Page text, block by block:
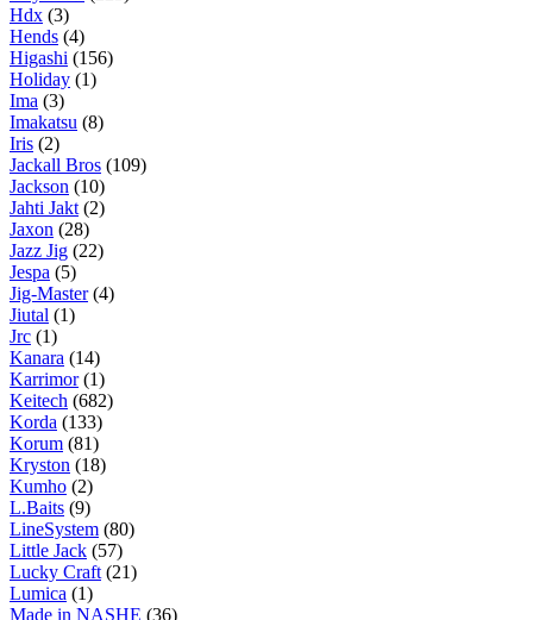
Hdx (3)
Hends (4)
Higashi (156)
Holiday (1)
Ima (3)
Imakatsu (8)
Iris (2)
Jackall Bros (109)
Jackson (10)
Jahti Jakt (2)
Jaxon (28)
Jazz Jig (22)
Jespa (5)
Jig-Master(4)
Jiutal (1)
Jrc (1)
Kanara (14)
Karrimor(1)
Keitech (682)
Korda (133)
Korum (81)
Kryston (18)
Kumho (2)
L.Baits (9)
LineSystem (80)
Little Jack (57)
Lucky Craft (21)
Lumica (1)
Made in NASHE (36)